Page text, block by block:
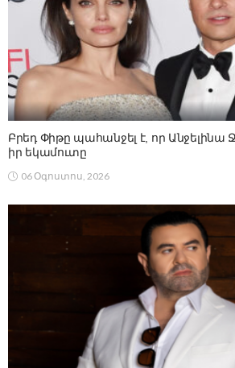
Բրեդ Փիթը պահանջել է, որ Անջելինա
իր եկամուտը
06 Օգոստոս, 2026